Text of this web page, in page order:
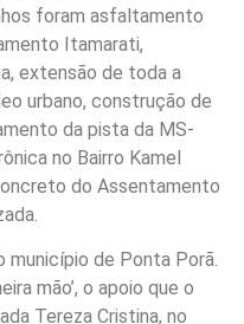
foram asfaltamento
Itamarati,
extensão de toda a
urbano, construção de
da pista da MS-
no Bairro Kamel
do Assentamento
município de Ponta Porã.
mão’, o apoio que o
Tereza Cristina, no